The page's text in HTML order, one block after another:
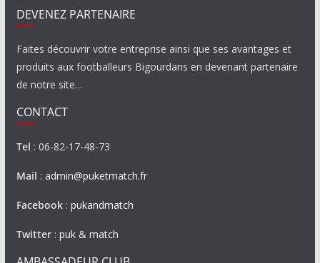
DEVENEZ PARTENAIRE
Faites découvrir votre entreprise ainsi que ses avantages et
produits aux footballeurs Bigourdans en devenant partenaire
de notre site…
CONTACT
Tel : 06-82-17-48-73
Mail : admin@puketmatch.fr
Facebook: pukandmatch
Twitter: puk & match